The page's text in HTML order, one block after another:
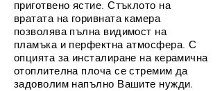
приготвено ястие. Стъклото на
вратата на горивната камера
позволява пълна видимост на
пламъка и перфектна атмосфера. С
опцията за инсталиране на керамична
отоплителна плоча се стремим да
задоволим напълно Вашите нужди.